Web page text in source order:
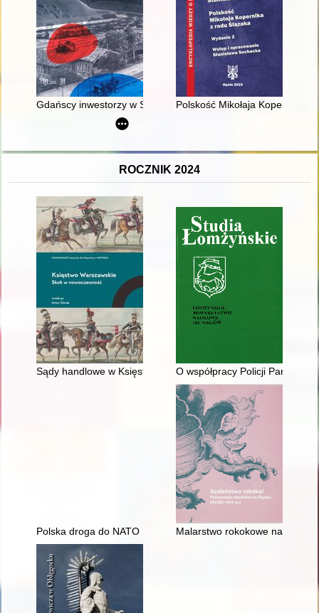
Gdańscy inwestorzy w Sopocie : prestiż finansowy i
Polskość Mikołaja Kopernika z
ROCZNIK 2024
Sądy handlowe w Księstwie Warszawskim i Królestwie Polskim
O współpracy Policji
Polska droga do NATO 1989-1999Malarstwo rokokowe na Śląsku